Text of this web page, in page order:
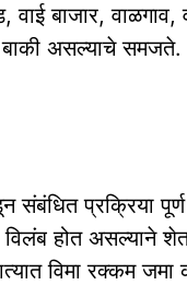
वाई बाजार,
बाकी असल्याचे समजते.
संबंधित प्रक्रिया
विलंब होत असल्याने
विमा रक्कम